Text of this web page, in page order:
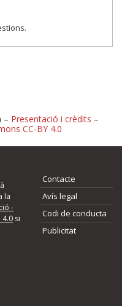
millores o
alguna millora, ompliu els
del qual voleu informar-
– Presentació i crèdits –
CC-BY 4.0
la
-
4.0 si
Contacte
Avís legal
Codi de conducta
Publicitat